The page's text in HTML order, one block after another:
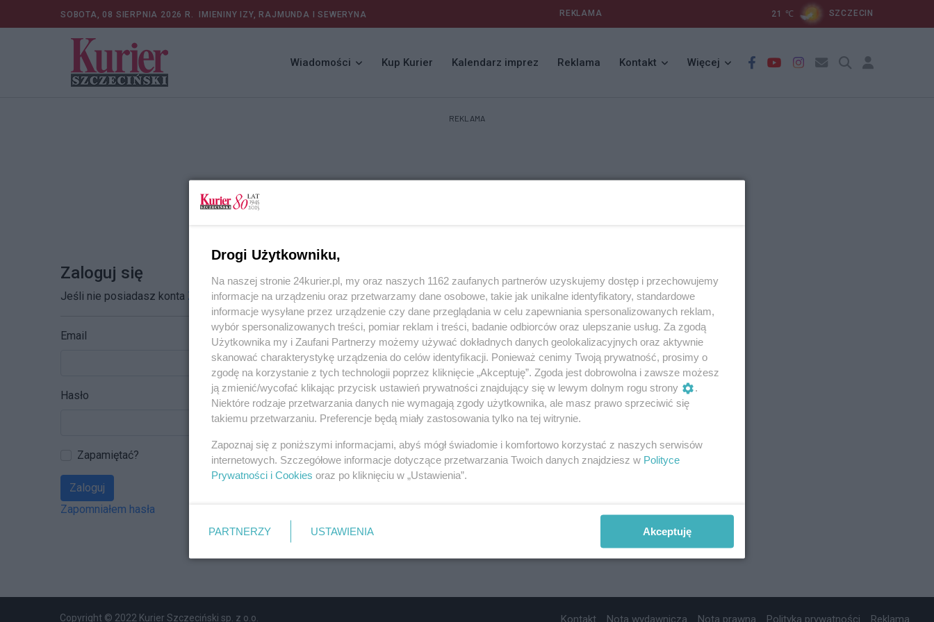
SOBOTA, 08 SIERPNIA 2026 R. IMIENINY IZY, RAJMUNDA I SEWERYNA REKLAMA 21 ℃ SZCZECIN
Wiadomości Kup Kurier Kalendarz imprez Reklama Kontakt Więcej
REKLAMA
Zaloguj się
Jeśli nie posiadasz konta Zarejestruj się
Email
Hasło
Zapamiętać?
Zaloguj
Zapomniałem hasła
Copyright © 2022 Kurier Szczeciński sp. z o.o. Kontakt Nota wydawnicza Nota prawna Polityka prywatności Reklama
Drogi Użytkowniku,
Na naszej stronie 24kurier.pl, my oraz naszych 1162 zaufanych partnerów uzyskujemy dostęp i przechowujemy
informacje na urządzeniu oraz przetwarzamy dane osobowe, takie jak unikalne identyfikatory, standardowe
informacje wysyłane przez urządzenie czy dane przeglądania w celu zapewniania spersonalizowanych reklam,
wybór spersonalizowanych treści, pomiar reklam i treści, badanie odbiorców oraz ulepszanie usług. Za zgodą
Użytkownika my i Zaufani Partnerzy możemy używać dokładnych danych geolokalizacyjnych oraz aktywnie
skanować charakterystykę urządzenia do celów identyfikacji. Ponieważ cenimy Twoją prywatność, prosimy o
zgodę na korzystanie z tych technologii poprzez kliknięcie „Akceptuję”. Zgoda jest dobrowolna i zawsze możesz
ją zmienić/wycofać klikając przycisk ustawień prywatności znajdujący się w lewym dolnym rogu strony
.
Niektóre rodzaje przetwarzania danych nie wymagają zgody użytkownika, ale masz prawo sprzeciwić się
takiemu przetwarzaniu. Preferencje będą miały zastosowania tylko na tej witrynie.
Zapoznaj się z poniższymi informacjami, abyś mógł świadomie i komfortowo korzystać z naszych serwisów
internetowych. Szczegółowe informacje dotyczące przetwarzania Twoich danych znajdziesz w Polityce
Prywatności i Cookies oraz po kliknięciu w „Ustawienia”.
PARTNERZY USTAWIENIA Akceptuję